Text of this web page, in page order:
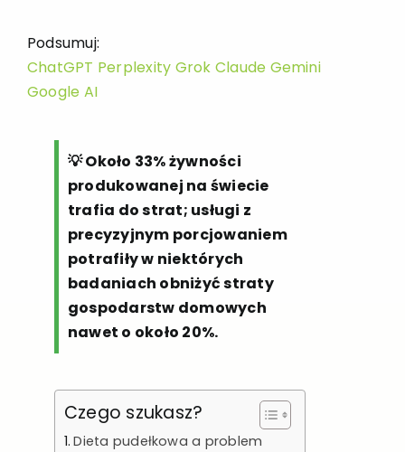
Podsumuj:
ChatGPT Perplexity Grok Claude Gemini
Google AI
💡 Około 33% żywności
produkowanej na świecie
trafia do strat; usługi z
precyzyjnym porcjowaniem
potrafiły w niektórych
badaniach obniżyć straty
gospodarstw domowych
nawet o około 20%.
Czego szukasz?
Dieta pudełkowa a problem